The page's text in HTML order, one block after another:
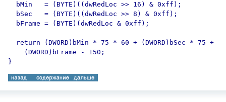
  bMin   = (BYTE)((dwRedLoc >> 16) & 0xff);
  bSec   = (BYTE)((dwRedLoc >> 8) & 0xff);
  bFrame = (BYTE)(dwRedLoc & 0xff);
  return (DWORD)bMin * 75 * 60 + (DWORD)bSec * 75 +
    (DWORD)bFrame - 150;